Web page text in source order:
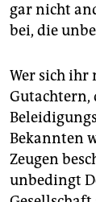
gar nicht
bei, die
Wer sich ihr
Gutachtern,
Bekannten
Zeugen
unbedingt